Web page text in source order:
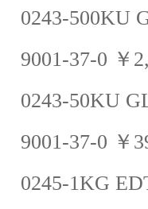
0243-500KU
9001-37-0 ￥
0243-50KU
9001-37-0 ￥
0245-1KG